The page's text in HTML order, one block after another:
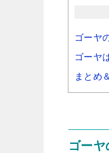
ゴーヤ
ゴーヤ
まとめ
ゴー